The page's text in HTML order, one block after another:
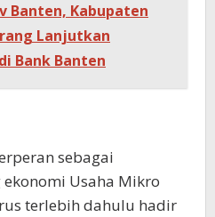
Banten, Kabupaten
Lanjutkan
Bank Banten
sebagai
Usaha Mikro
terlebih dahulu hadir